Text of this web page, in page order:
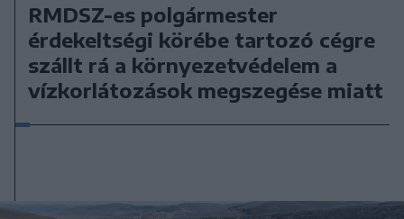
RMDSZ-es polgármester
érdekeltségi körébe tartozó cégre
szállt rá a környezetvédelem a
vízkorlátozások megszegése miatt